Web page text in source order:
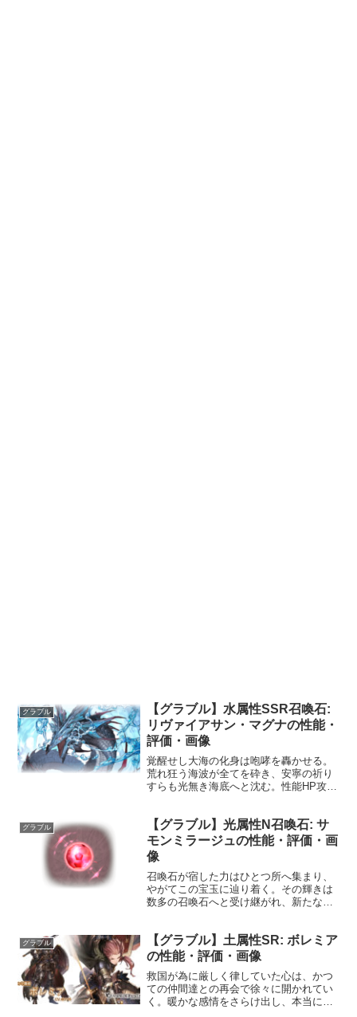
グラブル
【グラブル】水属性SSR召喚石:
リヴァイアサン・マグナの性能・
評価・画像
覚醒せし大海の化身は咆哮を轟かせる。
荒れ狂う海波が全てを砕き、安寧の祈り
すらも光無き海底へと沈む。性能HP攻撃
メージ(特大)敵全体の防御
15%DOWN〔召喚...
グラブル
【グラブル】光属性N召喚石: サ
モンミラージュの性能・評価・画
像
召喚石が宿した力はひとつ所へ集まり、
やがてこの宝玉に辿り着く。その輝きは
数多の召喚石へと受け継がれ、新たな力
性ダメージ(小)使用間隔: 7ターン★★★
敵全体に...
グラブル
【グラブル】土属性SR: ボレミア
の性能・評価・画像
救国が為に厳しく律していた心は、かつ
ての仲間達との再会で徐々に開かれてい
く。暖かな感情をさらけ出し、本当に護